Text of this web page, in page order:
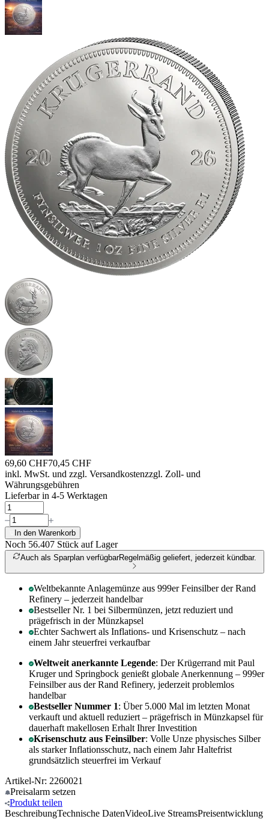
69,60 CHF70,45 CHF
inkl. MwSt. und zzgl. Versandkostenzzgl. Zoll- und
Währungsgebühren
Lieferbar in 4-5 Werktagen
In den Warenkorb
Noch 56.407 Stück auf Lager
Auch als Sparplan verfügbarRegelmäßig geliefert, jederzeit kündbar.
Weltbekannte Anlagemünze aus 999er Feinsilber der Rand
Refinery – jederzeit handelbar
Bestseller Nr. 1 bei Silbermünzen, jetzt reduziert und
prägefrisch in der Münzkapsel
Echter Sachwert als Inflations- und Krisenschutz – nach
einem Jahr steuerfrei verkaufbar
Weltweit anerkannte Legende: Der Krügerrand mit Paul
Kruger und Springbock genießt globale Anerkennung – 999er
Feinsilber aus der Rand Refinery, jederzeit problemlos
handelbar
Bestseller Nummer 1: Über 5.000 Mal im letzten Monat
verkauft und aktuell reduziert – prägefrisch in Münzkapsel für
dauerhaft makellosen Erhalt Ihrer Investition
Krisenschutz aus Feinsilber: Volle Unze physisches Silber
als starker Inflationsschutz, nach einem Jahr Haltefrist
grundsätzlich steuerfrei im Verkauf
Artikel-Nr: 2260021
Preisalarm setzen
Produkt teilen
BeschreibungTechnische DatenVideoLive StreamsPreisentwicklung